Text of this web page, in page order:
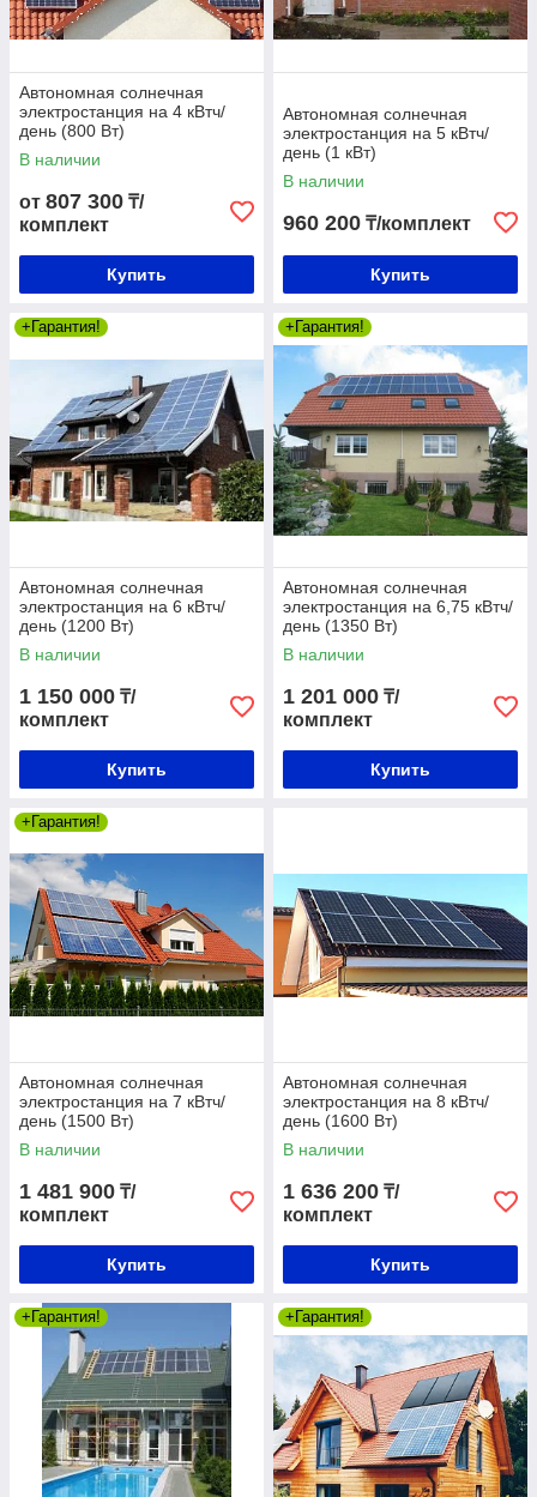
Автономная солнечная
электростанция на 4 кВтч/
день (800 Вт)
В наличии
от 807 300 ₸/
комплект
Купить
Автономная солнечная
электростанция на 5 кВтч/
день (1 кВт)
В наличии
960 200 ₸/комплект
Купить
+Гарантия!
Автономная солнечная
электростанция на 6 кВтч/
день (1200 Вт)
В наличии
1 150 000 ₸/
комплект
Купить
+Гарантия!
Автономная солнечная
электростанция на 6,75 кВтч/
день (1350 Вт)
В наличии
1 201 000 ₸/
комплект
Купить
+Гарантия!
Автономная солнечная
электростанция на 7 кВтч/
день (1500 Вт)
В наличии
1 481 900 ₸/
комплект
Купить
Автономная солнечная
электростанция на 8 кВтч/
день (1600 Вт)
В наличии
1 636 200 ₸/
комплект
Купить
+Гарантия! +Гарантия!